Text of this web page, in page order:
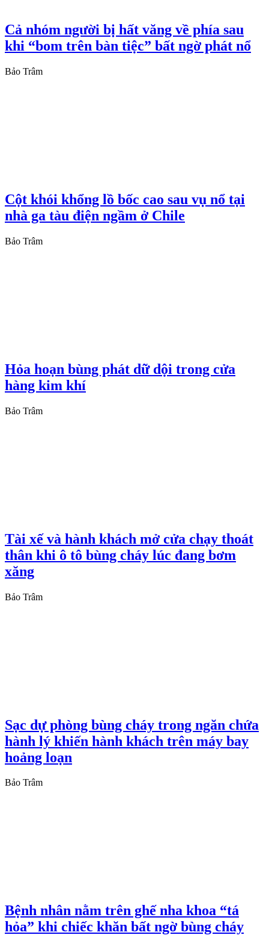
Cả nhóm người bị hất văng về phía sau
khi “bom trên bàn tiệc” bất ngờ phát nổ
Bảo Trâm
Cột khói khổng lồ bốc cao sau vụ nổ tại
nhà ga tàu điện ngầm ở Chile
Bảo Trâm
Hỏa hoạn bùng phát dữ dội trong cửa
hàng kim khí
Bảo Trâm
Tài xế và hành khách mở cửa chạy thoát
thân khi ô tô bùng cháy lúc đang bơm
xăng
Bảo Trâm
Sạc dự phòng bùng cháy trong ngăn chứa
hành lý khiến hành khách trên máy bay
hoảng loạn
Bảo Trâm
Bệnh nhân nằm trên ghế nha khoa “tá
hỏa” khi chiếc khăn bất ngờ bùng cháy